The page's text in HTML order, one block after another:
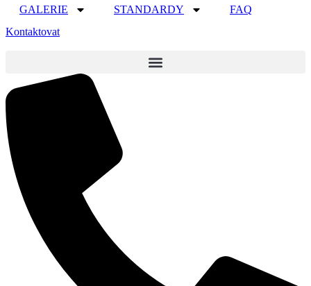
GALERIE STANDARDY
FAQ
Kontaktovat